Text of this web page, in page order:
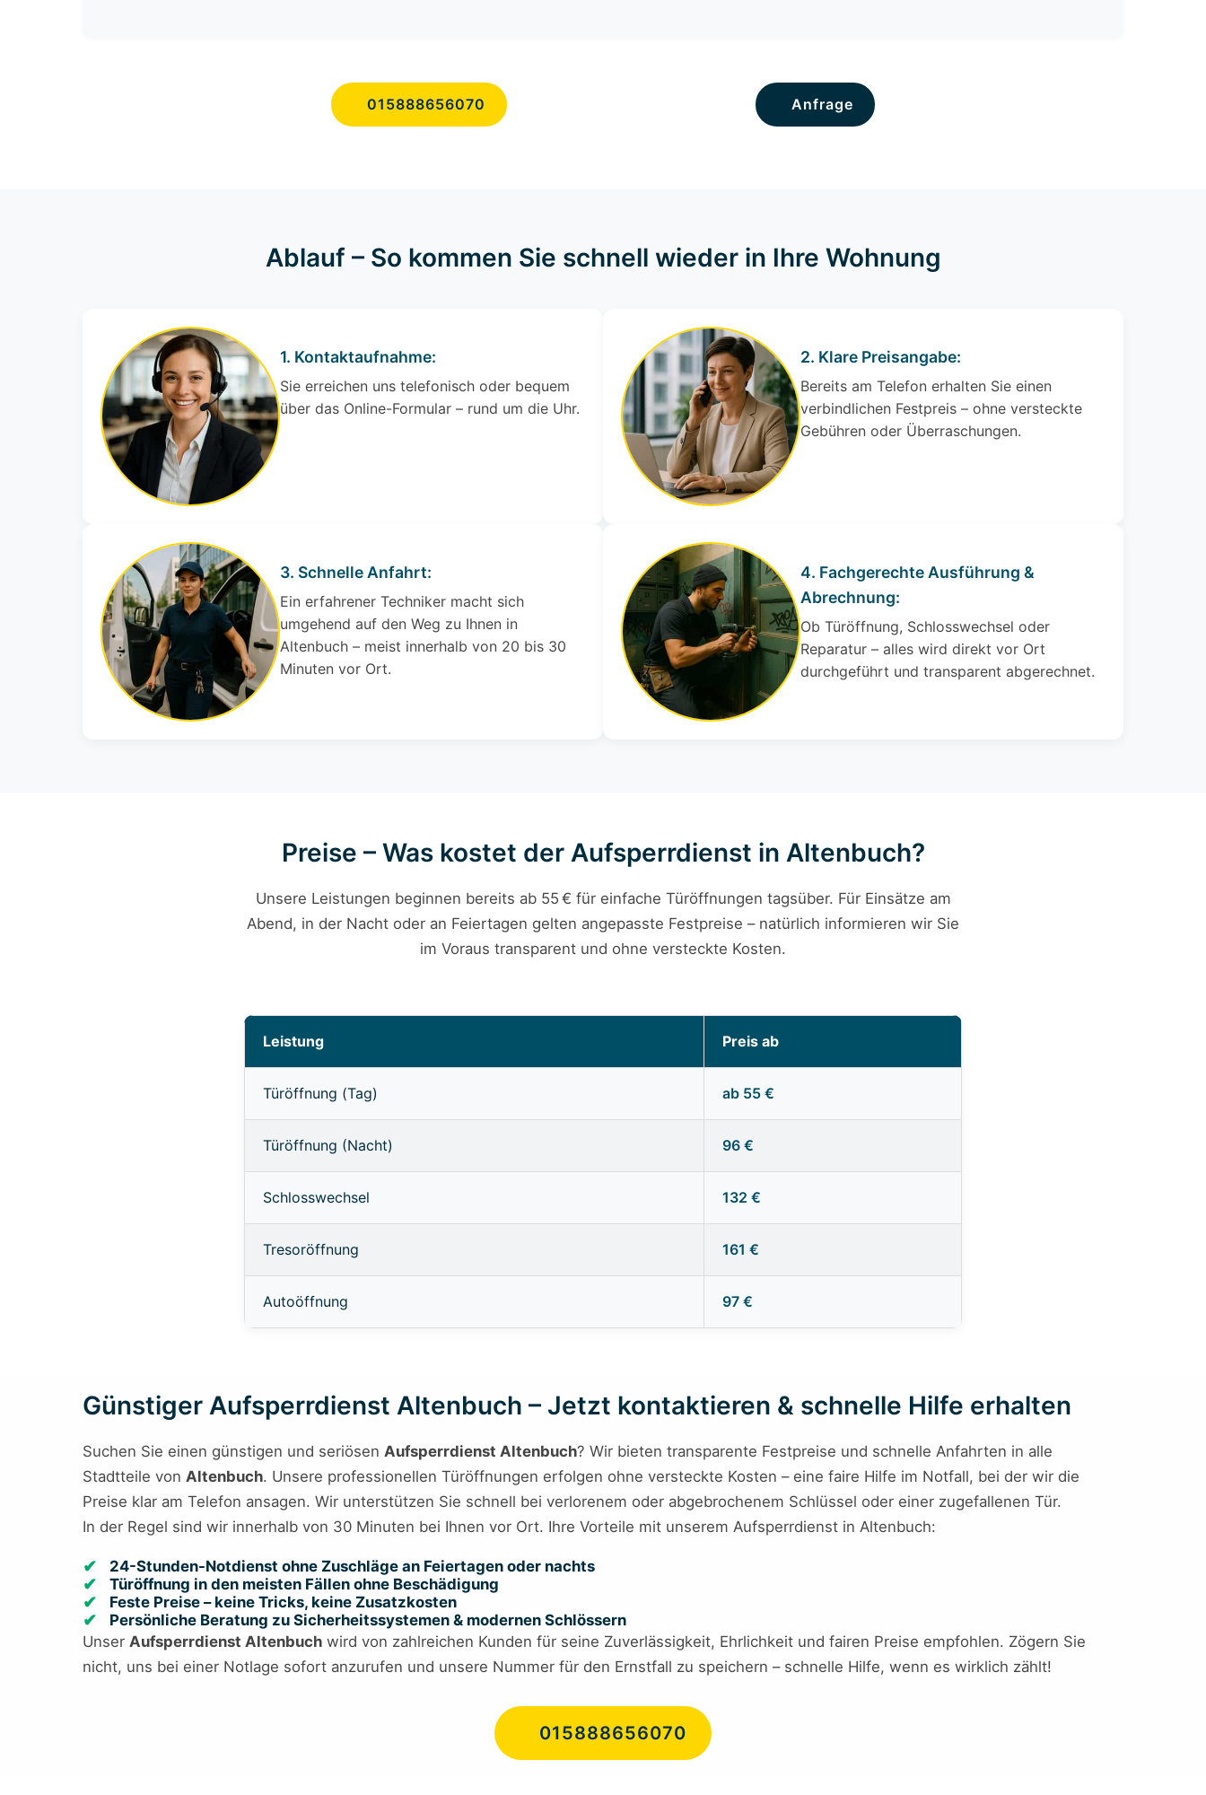
015888656070 Anfrage
Ablauf – So kommen Sie schnell wieder in Ihre Wohnung
1. Kontaktaufnahme:
Sie erreichen uns telefonisch oder bequem
über das Online-Formular – rund um die Uhr.
2. Klare Preisangabe:
Bereits am Telefon erhalten Sie einen
verbindlichen Festpreis – ohne versteckte
Gebühren oder Überraschungen.
3. Schnelle Anfahrt:
Ein erfahrener Techniker macht sich
umgehend auf den Weg zu Ihnen in
Altenbuch – meist innerhalb von 20 bis 30
Minuten vor Ort.
4. Fachgerechte Ausführung &
Abrechnung:
Ob Türöffnung, Schlosswechsel oder
Reparatur – alles wird direkt vor Ort
durchgeführt und transparent abgerechnet.
Preise – Was kostet der Aufsperrdienst in Altenbuch?
Unsere Leistungen beginnen bereits ab 55 € für einfache Türöffnungen tagsüber. Für Einsätze am
Abend, in der Nacht oder an Feiertagen gelten angepasste Festpreise – natürlich informieren wir Sie
im Voraus transparent und ohne versteckte Kosten.
Leistung Preis ab
Türöffnung (Tag) ab 55 €
Türöffnung (Nacht) 96 €
Schlosswechsel 132 €
Tresoröffnung 161 €
Autoöffnung 97 €
Günstiger Aufsperrdienst Altenbuch – Jetzt kontaktieren & schnelle Hilfe erhalten
Suchen Sie einen günstigen und seriösen Aufsperrdienst Altenbuch? Wir bieten transparente Festpreise und schnelle Anfahrten in alle
Stadtteile von Altenbuch. Unsere professionellen Türöffnungen erfolgen ohne versteckte Kosten – eine faire Hilfe im Notfall, bei der wir die
Preise klar am Telefon ansagen. Wir unterstützen Sie schnell bei verlorenem oder abgebrochenem Schlüssel oder einer zugefallenen Tür.
In der Regel sind wir innerhalb von 30 Minuten bei Ihnen vor Ort. Ihre Vorteile mit unserem Aufsperrdienst in Altenbuch:
24-Stunden-Notdienst ohne Zuschläge an Feiertagen oder nachts
Türöffnung in den meisten Fällen ohne Beschädigung
Feste Preise – keine Tricks, keine Zusatzkosten
Persönliche Beratung zu Sicherheitssystemen & modernen Schlössern
Unser Aufsperrdienst Altenbuch wird von zahlreichen Kunden für seine Zuverlässigkeit, Ehrlichkeit und fairen Preise empfohlen. Zögern Sie
nicht, uns bei einer Notlage sofort anzurufen und unsere Nummer für den Ernstfall zu speichern – schnelle Hilfe, wenn es wirklich zählt!
015888656070